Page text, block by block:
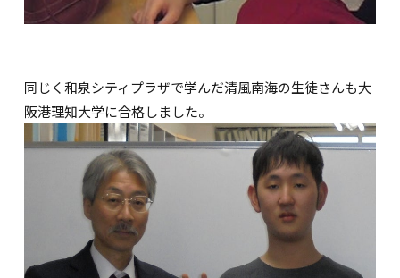
同じく和泉シティプラザで学んだ清風南海の生徒さんも大
阪港理知大学に合格しました。